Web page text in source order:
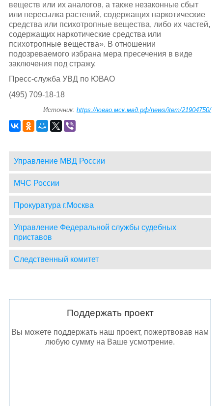
веществ или их аналогов, а также незаконные сбыт
или пересылка растений, содержащих наркотические
средства или психотропные вещества, либо их частей,
содержащих наркотические средства или
психотропные вещества». В отношении
подозреваемого избрана мера пресечения в виде
заключения под стражу.
Пресс-служба УВД по ЮВАО
(495) 709-18-18
Источник:https://ювао.мск.мвд.рф/news/item/21904750/
Управление МВД России
МЧС России
Прокуратура г.Москва
Управление Федеральной службы судебных
приставов
Следственный комитет
Поддержать проект
Вы можете поддержать наш проект, пожертвовав нам
любую сумму на Ваше усмотрение.